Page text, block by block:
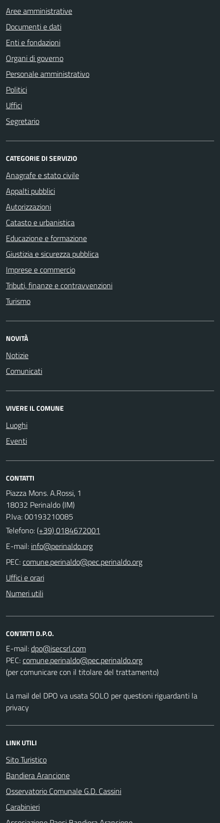
Aree amministrative
Documenti e dati
Enti e fondazioni
Organi di governo
Personale amministrativo
Politici
Uffici
Segretario
CATEGORIE DI SERVIZIO
Anagrafe e stato civile
Appalti pubblici
Autorizzazioni
Catasto e urbanistica
Educazione e formazione
Giustizia e sicurezza pubblica
Imprese e commercio
Tributi, finanze e contravvenzioni
Turismo
NOVITÀ
Notizie
Comunicati
VIVERE IL COMUNE
Luoghi
Eventi
CONTATTI
Piazza Mons. A.Rossi, 1
18032 Perinaldo (IM)
P.Iva: 00193210085
Telefono:(+39) 0184672001
E-mail:
PEC:
Uffici e orari
Numeri utili
CONTATTI D.P.O.
E-mail:
PEC:
(per comunicare con il titolare del trattamento)
La mail del DPO va usata SOLO per questioni riguardanti la
privacy
LINK UTILI
Sito Turistico
Bandiera Arancione
Osservatorio Comunale G.D. Cassini
Carabinieri